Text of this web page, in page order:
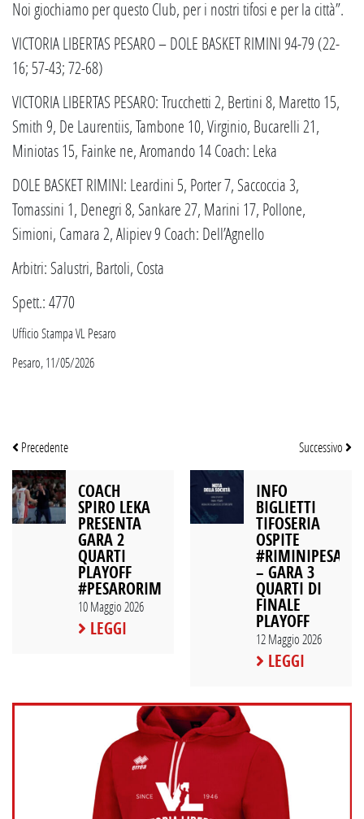
Noi giochiamo per questo Club, per i nostri tifosi e per la città”.
VICTORIA LIBERTAS PESARO – DOLE BASKET RIMINI 94-79 (22-
16; 57-43; 72-68)
VICTORIA LIBERTAS PESARO: Trucchetti 2, Bertini 8, Maretto 15,
Smith 9, De Laurentiis, Tambone 10, Virginio, Bucarelli 21,
Miniotas 15, Fainke ne, Aromando 14 Coach: Leka
DOLE BASKET RIMINI: Leardini 5, Porter 7, Saccoccia 3,
Tomassini 1, Denegri 8, Sankare 27, Marini 17, Pollone,
Simioni, Camara 2, Alipiev 9 Coach: Dell’Agnello
Arbitri: Salustri, Bartoli, Costa
Spett.: 4770
Ufficio Stampa VL Pesaro
Pesaro, 11/05/2026
Precedente
COACH
SPIRO LEKA
PRESENTA
GARA 2
QUARTI
PLAYOFF
#PESARORIMINI
10 Maggio 2026
LEGGI
Successivo
INFO
BIGLIETTI
TIFOSERIA
OSPITE
#RIMINIPESARO
– GARA 3
QUARTI DI
FINALE
PLAYOFF
12 Maggio 2026
LEGGI